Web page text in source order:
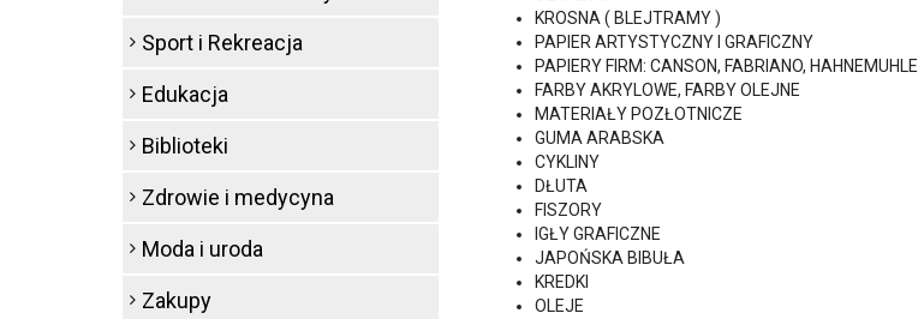
KROSNA ( BLEJTRAMY )
PAPIER ARTYSTYCZNY I GRAFICZNY
PAPIERY FIRM: CANSON, FABRIANO, HAHNEMUHLE
FARBY AKRYLOWE, FARBY OLEJNE
MATERIAŁY POZŁOTNICZE
GUMA ARABSKA
CYKLINY
DŁUTA
FISZORY
IGŁY GRAFICZNE
JAPOŃSKA BIBUŁA
KREDKI
OLEJE
Sport i Rekreacja
Edukacja
Biblioteki
Zdrowie i medycyna
Moda i uroda
Zakupy